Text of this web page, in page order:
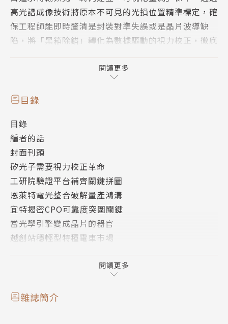
高光譜成像技術將原本不可見的光損位置精準標定，確
保工程師能即時釐清是封裝對準失誤或是晶片波導缺
陷，將「黑箱除錯」轉化為數據驅動的視力校正，徹底
此外，在CPO封裝面臨「不可重工」的報廢風險下，
設計端必須導入電光一體化的EPDA工具，填補電子ED
具備從設計工具、精密驗證到執行封測完整生態的台灣
供應鏈，因能大幅降低從原型到量產的轉換損耗，將優
先成為2027 年全球AI巨頭實現「光進銅退」轉型時，
最關鍵的量產技術後盾。
閱讀更多
目錄
目錄
編者的話
封面刊頭
矽光子需要視力校正革命
工研院驗證平台補齊關鍵拼圖
恩萊特電光整合破解量產鴻溝
宜特揭密CPO可靠度突圍關鍵
當光學引擎變成晶片的器官
越創站穩輕型特種電車市場
AI眼鏡關鍵技術全面啟動
閱讀更多
雜誌簡介